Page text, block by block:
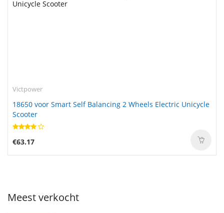
Victpower
18650 voor Smart Self Balancing 2 Wheels Electric Unicycle
Scooter
€63.17
Meest verkocht